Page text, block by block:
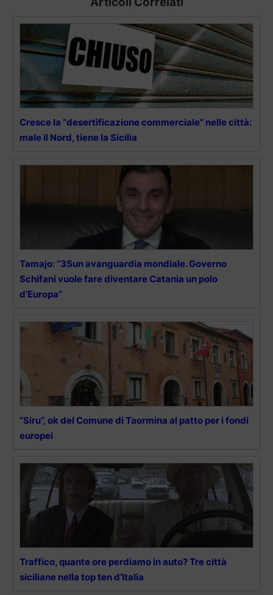
Cresce la “desertificazione commerciale” nelle città:
male il Nord, tiene la Sicilia
Tamajo: “3Sun avanguardia mondiale. Governo
Schifani vuole fare diventare Catania un polo
d’Europa”
“Siru”, ok del Comune di Taormina al patto per i fondi
europei
Traffico, quante ore perdiamo in auto? Tre città
siciliane nella top ten d’Italia